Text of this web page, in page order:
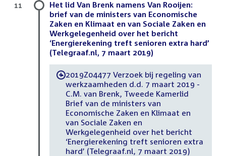
Het lid Van Brenk namens Van Rooijen:
brief van de ministers van Economische
Zaken en Klimaat en van Sociale Zaken en
Werkgelegenheid over het bericht
‘Energierekening treft senioren extra hard’
(Telegraaf.nl, 7 maart 2019)
-2019Z04477 Verzoek bij regeling van
werkzaamheden d.d. 7 maart 2019 -
C.M. van Brenk, Tweede Kamerlid
Brief van de ministers van
Economische Zaken en Klimaat en
van Sociale Zaken en
Werkgelegenheid over het bericht
‘Energierekening treft senioren extra
hard’ (Telegraaf.nl, 7 maart 2019)
11